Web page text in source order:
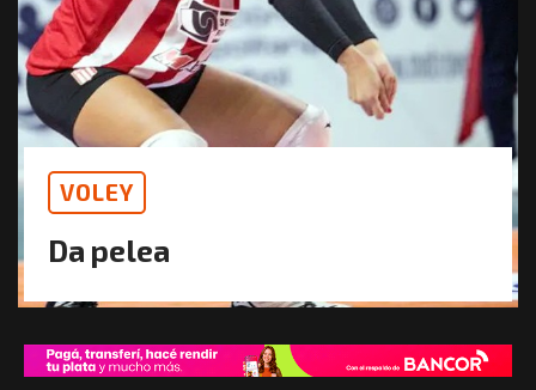
VOLEY
Da pelea